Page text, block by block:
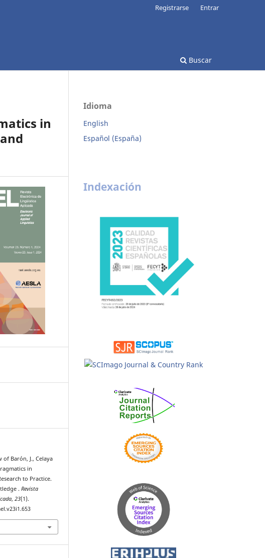
Buscar
Registrarse Entrar
in
of Barón, J., Celaya
in
to Practice.
.Revista
,23(1).
Idioma
English
Español (España)
Indexación